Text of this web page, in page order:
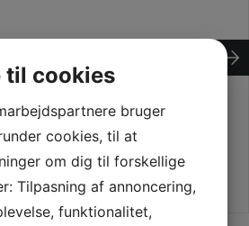
til cookies
bruger
cookies, til at
om dig til forskellige
Tilpasning af annoncering,
funktionalitet,